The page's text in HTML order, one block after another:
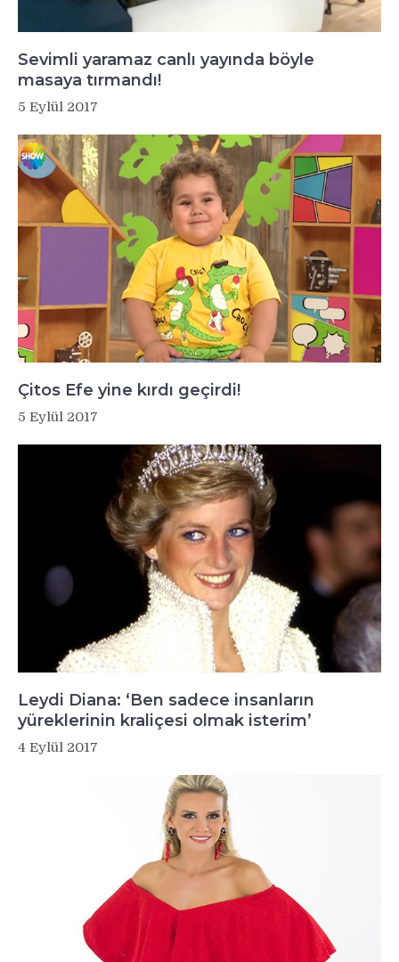
Sevimli yaramaz canlı yayında böyle
masaya tırmandı!
5 Eylül 2017
Çitos Efe yine kırdı geçirdi!
5 Eylül 2017
Leydi Diana: ‘Ben sadece insanların
yüreklerinin kraliçesi olmak isterim’
4 Eylül 2017